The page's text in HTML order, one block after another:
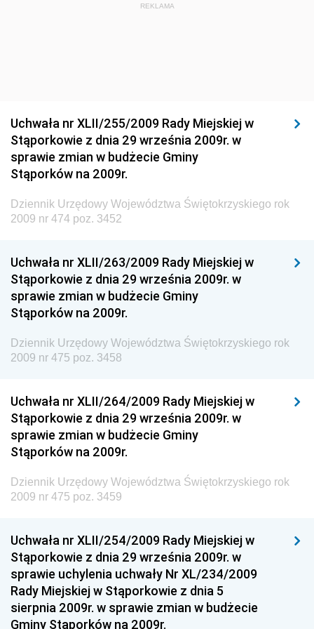
Dziennik Urzędowy Głównego Inspektora Ochrony
Dziennik Urzędowy Ministra Budownictwa i Przemysłu
Materiałów Budowlanych
Dziennik Urzędowy Ministra Infrastruktury i Rozwoju
Dziennik Urzędowy Głównego Inspektoratu Ochrony
Środowiska
Dziennik Urzędowy Generalnej Dyrekcji Ochrony
Dziennik Urzędowy Ministerstwa Administracji,
Gospodarki Terenowej i Ochrony Środowiska
Dziennik Urzędowy Ministerstwa Administracji i
Gospodarki Przestrzennej
Dziennik Urzędowy Unii Europejskiej, L
Dziennik Urzędowy Ministerstwa Przemysłu
Chemicznego i Lekkiego
Dziennik Urzędowy Ministerstwa Rolnictwa i
Gospodarki Żywnościowej
Dziennik Urzędowy Ministra Rodziny, Pracy i Polityki
Społecznej
Dziennik Urzędowy Ministra Rozwoju
Dziennik Urzędowy Ministra Infrastruktury i
Budownictwa
Dziennik Urzędowy Ministra Gospodarki Morskiej i
Żeglugi Śródlądowej
REKLAMA
Uchwała nr XLII/255/2009 Rady Miejskiej w
Stąporkowie z dnia 29 września 2009r. w
sprawie zmian w budżecie Gminy
Stąporków na 2009r.
Dziennik Urzędowy Województwa Świętokrzyskiego rok
2009 nr 474 poz. 3452
Uchwała nr XLII/263/2009 Rady Miejskiej w
Stąporkowie z dnia 29 września 2009r. w
sprawie zmian w budżecie Gminy
Stąporków na 2009r.
Dziennik Urzędowy Województwa Świętokrzyskiego rok
2009 nr 475 poz. 3458
Uchwała nr XLII/264/2009 Rady Miejskiej w
Stąporkowie z dnia 29 września 2009r. w
sprawie zmian w budżecie Gminy
Stąporków na 2009r.
Dziennik Urzędowy Województwa Świętokrzyskiego rok
2009 nr 475 poz. 3459
Uchwała nr XLII/254/2009 Rady Miejskiej w
Stąporkowie z dnia 29 września 2009r. w
sprawie uchylenia uchwały Nr XL/234/2009
Rady Miejskiej w Stąporkowie z dnia 5
sierpnia 2009r. w sprawie zmian w budżecie
Gminy Stąporków na 2009r.